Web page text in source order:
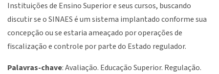
Instituições de Ensino Superior e seus cursos, buscando
discutir se o SINAES é um sistema implantado conforme sua
concepção ou se estaria ameaçado por operações de
fiscalização e controle por parte do Estado regulador.
Palavras-chave: Avaliação. Educação Superior. Regulação.